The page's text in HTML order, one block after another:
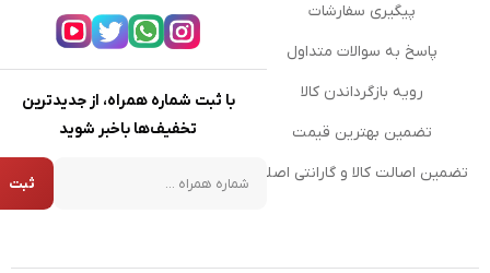
پیگیری سفارشات
پاسخ به سوالات متداول
رویه بازگرداندن کالا
تضمین بهترین قیمت
تضمین اصالت کالا و گارانتی اصلی
با ثبت شماره همراه، از جدیدترین
تخفیف‌ها باخبر شوید
شماره همراه
ثبت